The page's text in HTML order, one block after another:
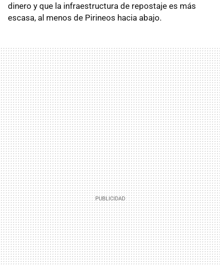
dinero y que la infraestructura de repostaje es más
escasa, al menos de Pirineos hacia abajo.